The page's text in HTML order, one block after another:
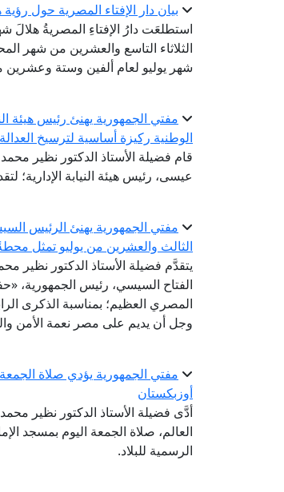
بيان دار الإفتاء المصرية حول رؤية
استطلعَت دارُ الإفتاءِ المصريةُ
الثلاثاء التاسع والعشرين من شهر
شهر يوليو لعام ألفين وستة وعشرين
مفتي الجمهورية يهنئ رئيس هيئة
الوطنية ركيزة أساسية لترسيخ
قام فضيلة الأستاذ الدكتور نظير
عيسى، رئيس هيئة النيابة الإدارية؛
الثالث والعشرين من يوليو تمثل
يتقدَّم فضيلة الأستاذ الدكتور نظير
الفتاح السيسي، رئيس الجمهورية،
المصري العظيم؛ بمناسبة الذكرى
وجل أن يديم على مصر نعمة الأمن
مفتي الجمهورية يؤدي صلاة
أوزبكستان
أدَّى فضيلة الأستاذ الدكتور نظير
العالم، صلاة الجمعة اليوم بمسجد
الرسمية للبلاد.